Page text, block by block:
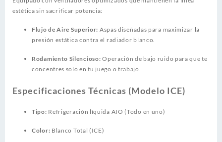
estética sin sacrificar potencia:
Flujo de Aire Superior: Aspas diseñadas para maximizar la
presión estática contra el radiador blanco.
Rodamiento Silencioso: Operación de bajo ruido para que te
concentres solo en tu juego o trabajo.
Especificaciones Técnicas (Modelo ICE)
Tipo: Refrigeración líquida AIO (Todo en uno)
Color: Blanco Total (ICE)